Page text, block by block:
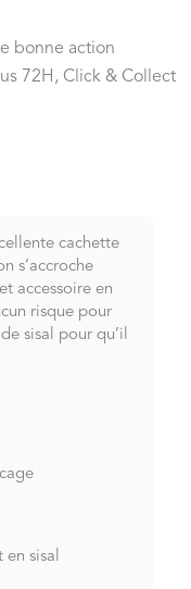
bonne action
72H, Click & Collect
cachette
s’accroche
accessoire en
risque pour
sisal pour qu’il
en sisal